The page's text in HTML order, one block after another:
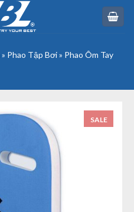
» Phao Tập Bơi» Phao Ôm Tay
SALE